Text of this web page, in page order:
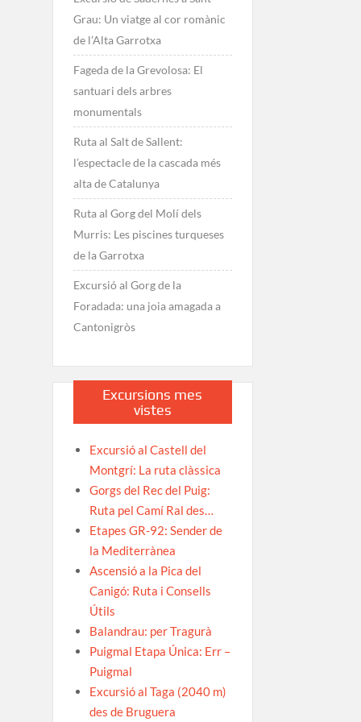
Grau: Un viatge al cor romànic
de l’Alta Garrotxa
Fageda de la Grevolosa: El
santuari dels arbres
monumentals
Ruta al Salt de Sallent:
l’espectacle de la cascada més
alta de Catalunya
Ruta al Gorg del Molí dels
Murris: Les piscines turqueses
de la Garrotxa
Excursió al Gorg de la
Foradada: una joia amagada a
Cantonigròs
Excursions mes
vistes
Excursió al Castell del
Montgrí: La ruta clàssica
Gorgs del Rec del Puig:
Ruta pel Camí Ral des…
Etapes GR-92: Sender de
la Mediterrànea
Ascensió a la Pica del
Canigó: Ruta i Consells
Útils
Balandrau: per Tragurà
Puigmal Etapa Única: Err –
Puigmal
Excursió al Taga (2040 m)
des de Bruguera